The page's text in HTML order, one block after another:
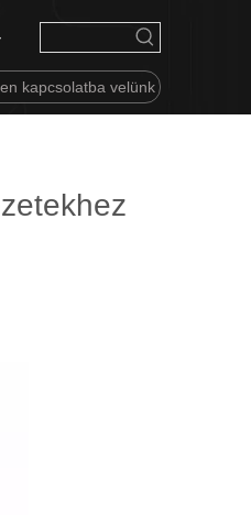
kapcsolatba velünk